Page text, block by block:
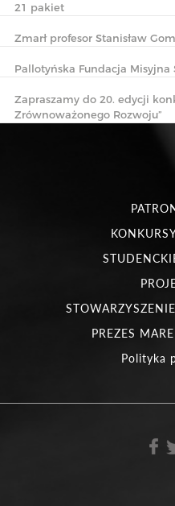
21 pakiet
Zmarł profesor Stanisław
Pallotyńska Fundacja Misyjna
Zapraszamy do 20. edycji
Zrównoważonego Rozwoju”
PREZES
Polityka